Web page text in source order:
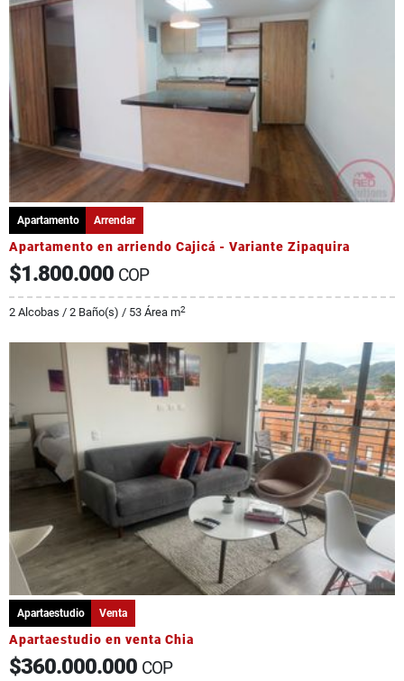
Apartamento Arrendar
Apartamento en arriendo Cajicá - Variante Zipaquira
$1.800.000 COP
2 Alcobas / 2 Baño(s) / 53 Área m2
Apartaestudio Venta
Apartaestudio en venta Chia
$360.000.000 COP